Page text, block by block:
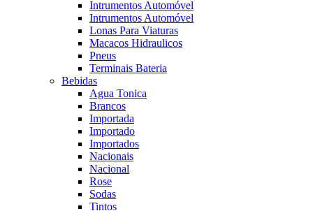
Intrumentos Automóvel
Intrumentos Automóvel
Lonas Para Viaturas
Macacos Hidraulicos
Pneus
Terminais Bateria
Bebidas
Agua Tonica
Brancos
Importada
Importado
Importados
Nacionais
Nacional
Rose
Sodas
Tintos